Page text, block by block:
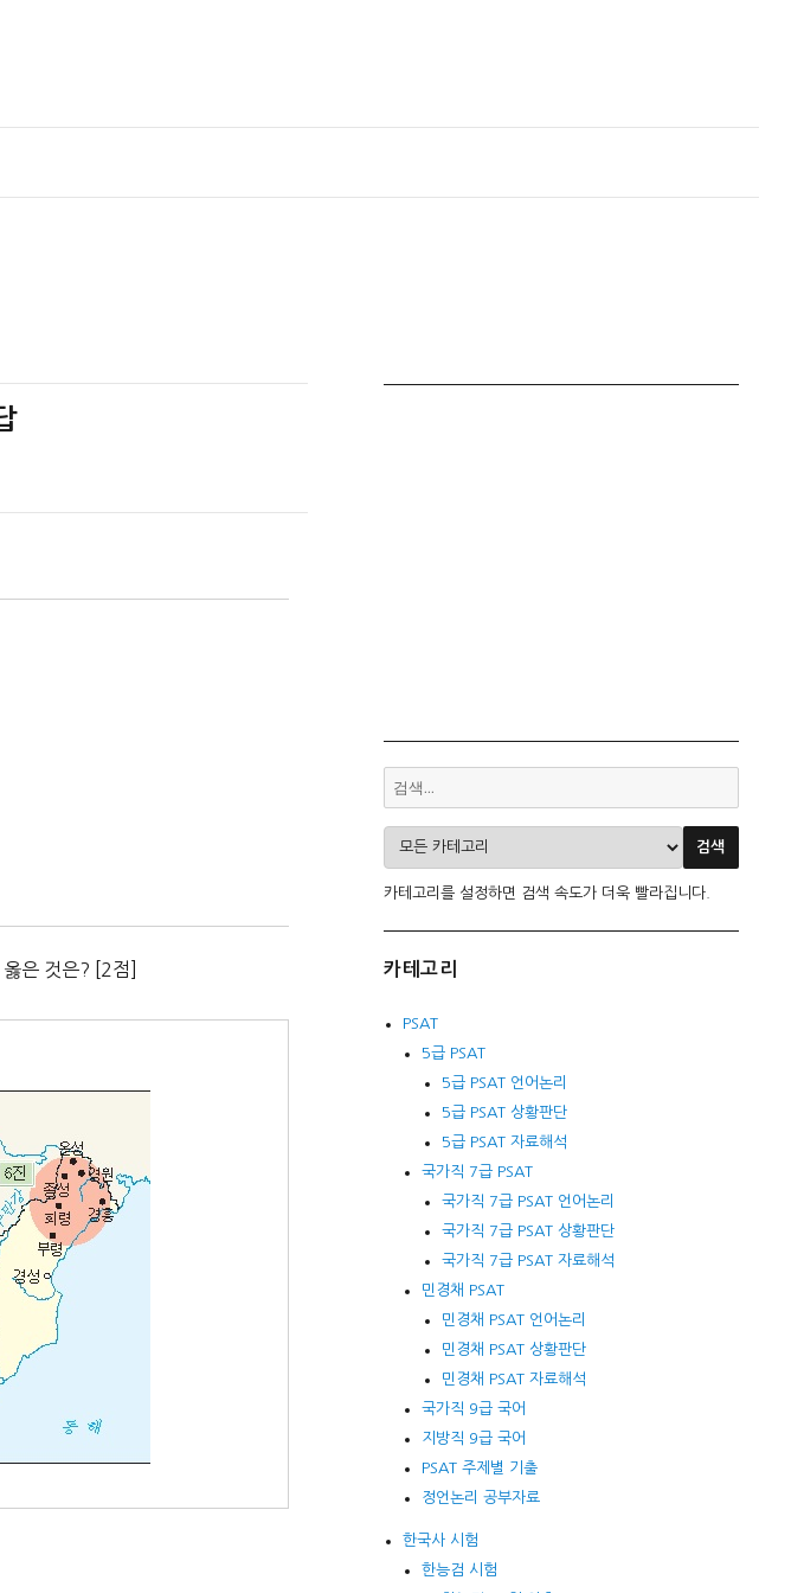
은 것은? [2점]
카테고리를 설정하면 검색 속도가 더욱 빨라집니다.
카테고리
PSAT
5급 PSAT
5급 PSAT 언어논리
5급 PSAT 상황판단
5급 PSAT 자료해석
국가직 7급 PSAT
국가직 7급 PSAT 언어논리
국가직 7급 PSAT 상황판단
국가직 7급 PSAT 자료해석
민경채 PSAT
민경채 PSAT 언어논리
민경채 PSAT 상황판단
민경채 PSAT 자료해석
국가직 9급 국어
지방직 9급 국어
PSAT 주제별 기출
정언논리 공부자료
한국사 시험
한능검 시험